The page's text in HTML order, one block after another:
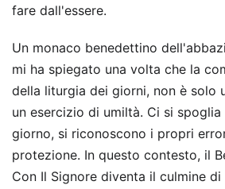
fare dall'essere.
Un monaco benedettino
mi ha spiegato una volta che la
della liturgia dei giorni, non è solo
un esercizio di umiltà. Ci si
giorno, si riconoscono i propri
protezione. In questo contesto, il
Con Il Signore diventa il culmine di